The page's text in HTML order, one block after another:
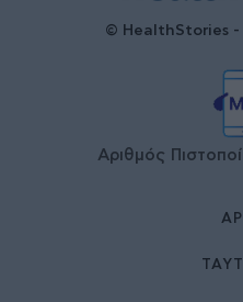
© HealthStories -
Αριθμός